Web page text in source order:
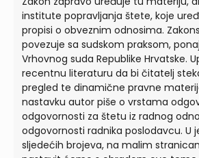
institute popravljanja štete, koje
propisi o obveznim odnosima.
povezuje sa sudskom praksom,
Vrhovnog suda Republike Hrvatske.
recentnu literaturu da bi čitatelj
pregled te dinamične pravne
nastavku autor piše o vrstama
odgovornosti za štetu iz radnog
odgovornosti radnika poslodavcu. U
sljedećih brojeva, na malim